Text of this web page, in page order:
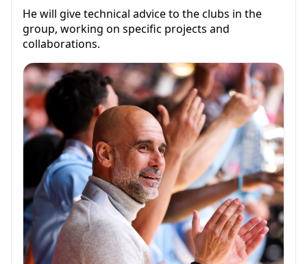
He will give technical advice to the clubs in the
group, working on specific projects and
collaborations.